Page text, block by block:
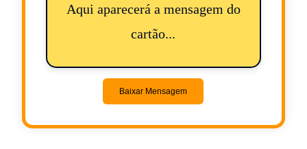
Aqui aparecerá a mensagem do
cartão...
Baixar Mensagem